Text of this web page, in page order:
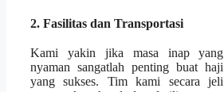
2. Fasilitas dan Transportasi
Kami yakin jika masa inap yang
nyaman sangatlah penting buat haji
yang sukses. Tim kami secara jeli